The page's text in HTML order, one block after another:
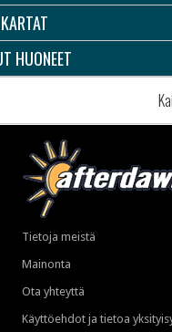
HUONEET
Tietoja meistä
Mainonta
Ota yhteyttä
Käyttöehdot ja tietoa